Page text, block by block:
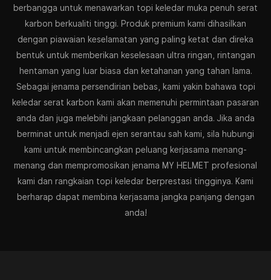
berbangga untuk menawarkan topi keledar muka penuh serat
karbon berkualiti tinggi. Produk premium kami dihasilkan
dengan piawaian keselamatan yang paling ketat dan direka
bentuk untuk memberikan keselesaan ultra ringan, rintangan
hentaman yang luar biasa dan ketahanan yang tahan lama.
Sebagai jenama persendirian bebas, kami yakin bahawa topi
keledar serat karbon kami akan memenuhi permintaan pasaran
anda dan juga melebihi jangkaan pelanggan anda. Jika anda
berminat untuk menjadi ejen serantau sah kami, sila hubungi
kami untuk membincangkan peluang kerjasama menang-
menang dan mempromosikan jenama MY HELMET profesional
kami dan rangkaian topi keledar berprestasi tingginya. Kami
berharap dapat membina kerjasama jangka panjang dengan
anda!